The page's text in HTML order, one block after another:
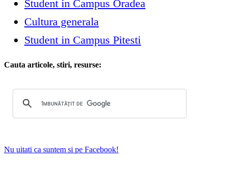
Student in Campus Oradea
Cultura generala
Student in Campus Pitesti
Cauta articole, stiri, resurse:
Nu uitati ca suntem si pe Facebook!